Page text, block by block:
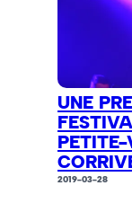
UNE
2019-03-28